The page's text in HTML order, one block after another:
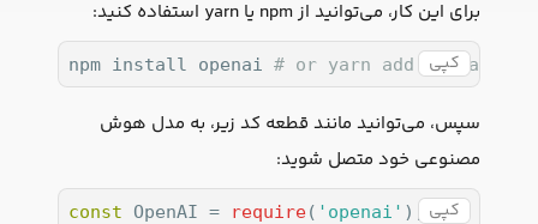
برای این کار، می‌توانید از npm یا yarn استفاده کنید:
کپی npm install openai # or yarn add openai
سپس، می‌توانید مانند قطعه کد زیر، به مدل هوش
مصنوعی خود متصل شوید:
کپی const OpenAI = require( 'openai' );